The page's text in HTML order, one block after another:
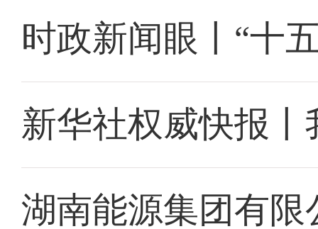
时政新闻眼丨“十
新华社权威快报
湖南能源集团有